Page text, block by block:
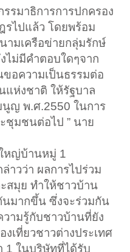
รมาธิการการปกครอง
ไปแล้ว โดยพร้อม
ามเครือข่ายกลุ่มรักษ์
ไม่มีคำตอบใดๆจาก
อความเป็นธรรมต่อ
ห่งชาติ ให้รัฐบาล
ญ พ.ศ.2550 ในการ
ชุมชนต่อไป ” นาย
หญ่บ้านหมู่ 1
าวว่า ผลการไปร่วม
สมุย ทำให้ชาวบ้าน
มากขึ้น ซึ่งจะร่วมกัน
ามรู้กับชาวบ้านที่ยัง
เที่ยวชาวต่างประเทศ
1 ในบริษัทที่ได้รับ